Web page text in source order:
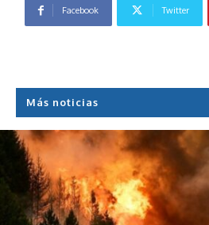
Facebook Twitter
Más noticias